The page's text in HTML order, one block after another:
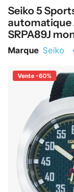
Seiko 5
automatique
SRPA89J
Marque Seiko
Vente -60%